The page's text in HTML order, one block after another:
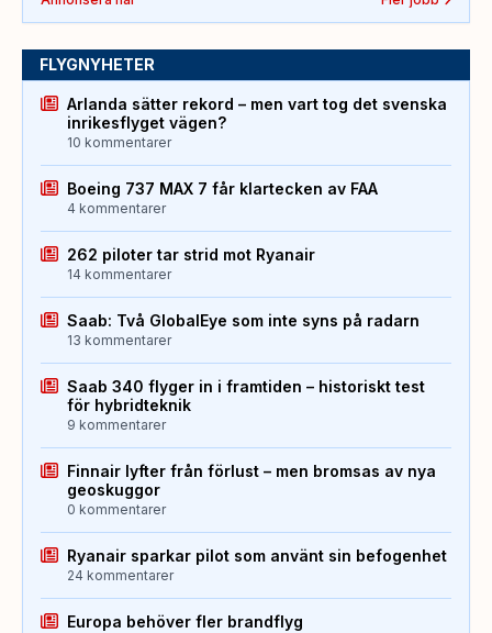
FLYGNYHETER
Arlanda sätter rekord – men vart tog det svenska
inrikesflyget vägen?
10 kommentarer
Boeing 737 MAX 7 får klartecken av FAA
4 kommentarer
262 piloter tar strid mot Ryanair
14 kommentarer
Saab: Två GlobalEye som inte syns på radarn
13 kommentarer
Saab 340 flyger in i framtiden – historiskt test
för hybridteknik
9 kommentarer
Finnair lyfter från förlust – men bromsas av nya
geoskuggor
0 kommentarer
Ryanair sparkar pilot som använt sin befogenhet
24 kommentarer
Europa behöver fler brandflyg